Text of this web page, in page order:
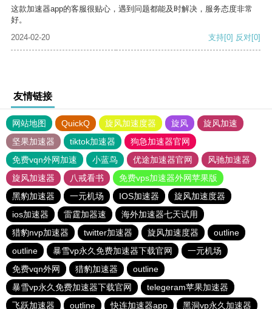
这款加速器app的客服很贴心，遇到问题都能及时解决，服务态度非常
好。
2024-02-20
支持[0] 反对[0]
友情链接
网站地图 QuickQ 旋风加速度器 旋风
旋风加速
坚果加速器
tiktok加速器
狗急加速器官网
免费vqn外网加速
小蓝鸟 优途加速器官网
风驰加速器
旋风加速器
八戒看书
免费vps加速器外网苹果版
黑豹加速器
一元机场 IOS加速器
旋风加速度器
ios加速器
雷霆加器速
海外加速器七天试用
猎豹nvp加速器
twitter加速器 旋风加速度器
outline
outline
暴雪vp永久免费加速器下载官网
一元机场
免费vqn外网
猎豹加速器
outline
暴雪vp永久免费加速器下载官网
telegeram苹果加速器
飞跃加速器
outline 快连加速器app 黑洞vp永久加速器